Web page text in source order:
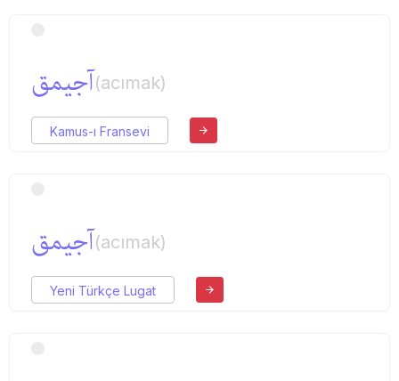
آجیمق(acımak)
Kamus-ı Fransevi
آجیمق(acımak)
Yeni Türkçe Lugat